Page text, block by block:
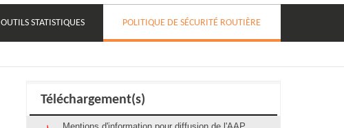
OUTILS STATISTIQUES POLITIQUE DE SÉCURITÉ ROUTIÈRE
Téléchargement(s)